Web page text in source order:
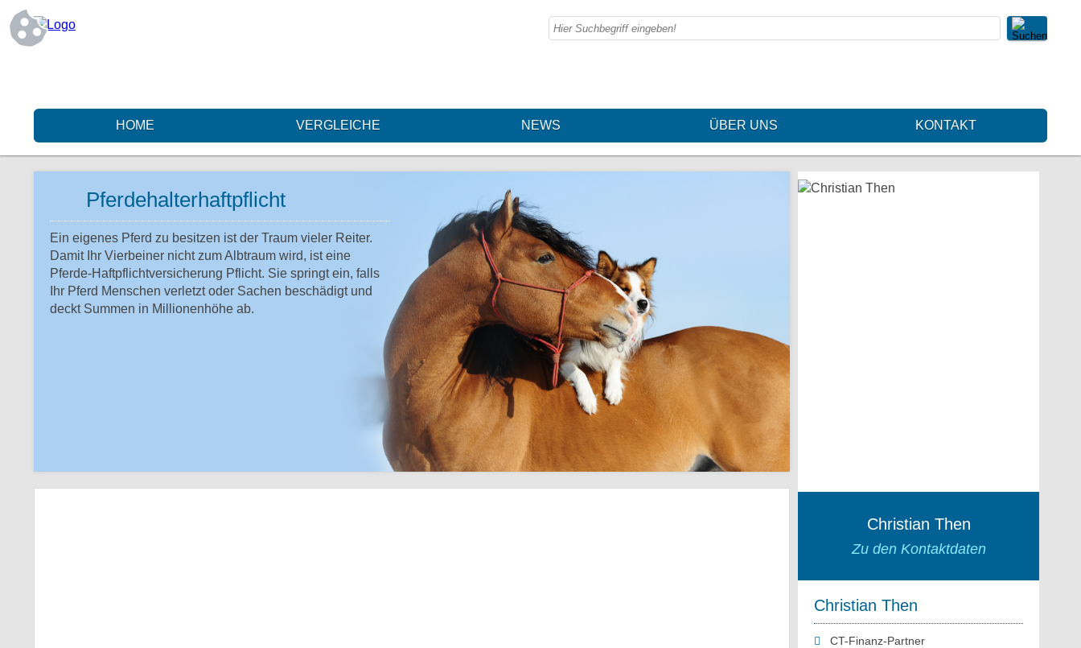
HOME VERGLEICHE NEWS ÜBER UNS KONTAKT
Christian Then
Zu den Kontaktdaten
Christian Then
CT-Finanz-Partner
Pferdehalterhaftpflicht
Ein eigenes Pferd zu besitzen ist der Traum vieler Reiter.
Damit Ihr Vierbeiner nicht zum Albtraum wird, ist eine
Pferde-Haftpflichtversicherung Pflicht. Sie springt ein, falls
Ihr Pferd Menschen verletzt oder Sachen beschädigt und
deckt Summen in Millionenhöhe ab.